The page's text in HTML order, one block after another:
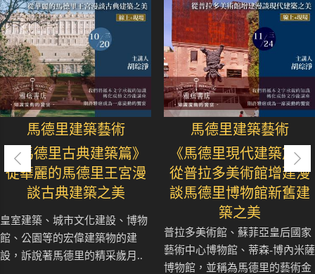
馬德里建築藝術
《馬德里古典建築篇》
從華麗的馬德里王宮漫
談古典建築之美
皇室建築、城市文化建設、博物
館、公園等的宏偉建築物的建
設，訴說著馬德里的精采歲月..
馬德里建築藝術
《馬德里現代建築篇》
從普拉多美術館增建漫
談馬德里博物館新舊建
築之美
普拉多美術館、蘇菲亞皇后國家
藝術中心博物館、蒂森-博內米薩
博物館，並稱為馬德里的藝術金